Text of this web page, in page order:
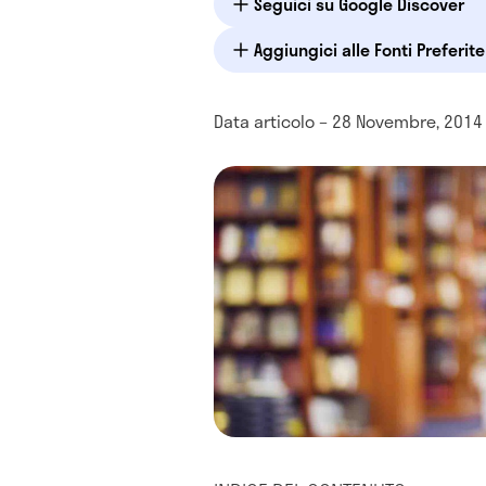
Aggiungici alle Fonti
Data articolo – 28 Novembre, 2014